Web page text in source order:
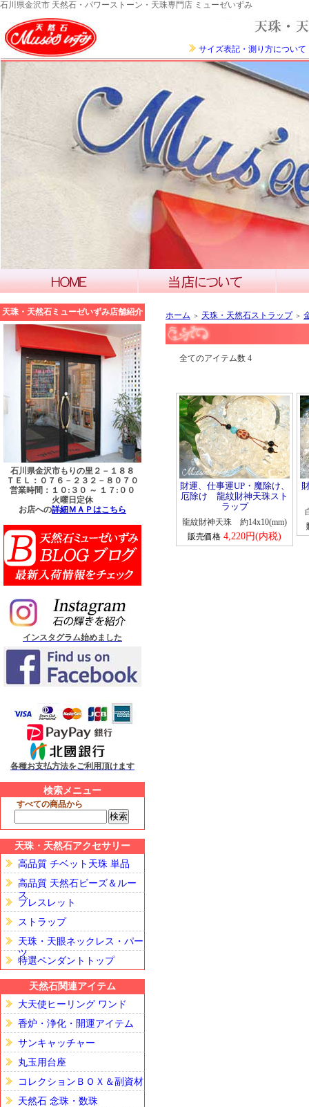
石川県金沢市 天然石・パワーストーン・天珠専門店 ミューゼいずみ
サイズ表記・測り方について
天珠・天然石ミューゼいずみ店舗紹介
石川県金沢市もりの里２－１８８
ＴＥＬ：０７６－２３２－８０７０
営業時間：１０:３０ ～ １７:００
火曜日定休
お店への詳細ＭＡＰはこちら
インスタグラム始めました
各種お支払方法をご利用頂けます
検索メニュー
すべての商品から
天珠・天然石アクセサリー
高品質 チベット天珠 単品
高品質 天然石ビーズ＆ルー
ス
ブレスレット
ストラップ
天珠・天眼ネックレス・パー
ツ
特選ペンダントトップ
天然石関連アイテム
大天使ヒーリング ワンド
香炉・浄化・開運アイテム
サンキャッチャー
丸玉用台座
コレクションＢＯＸ＆副資材
天然石 念珠・数珠
ホーム ＞ 天珠・天然石ストラップ ＞
全てのアイテ
財運、仕事運UP・魔除け、
厄除け 龍紋財神天珠スト
ラップ
龍紋財神天珠 約14x10(mm)
販売価格 4,220円(内税)